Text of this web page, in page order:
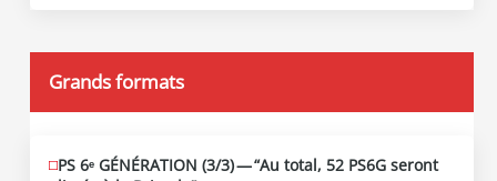
Grands formats
JUIN
PS 6ᵉ GÉNÉRATION (3/​3) — “Au total, 52 PS6G seront